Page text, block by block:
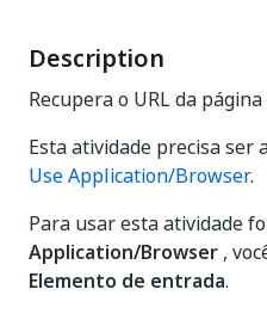
Description
Recupera o URL da
Esta atividade precisa ser
Use Application/Browser.
Para usar esta atividade
Application/Browser ,
Elemento de entrada.